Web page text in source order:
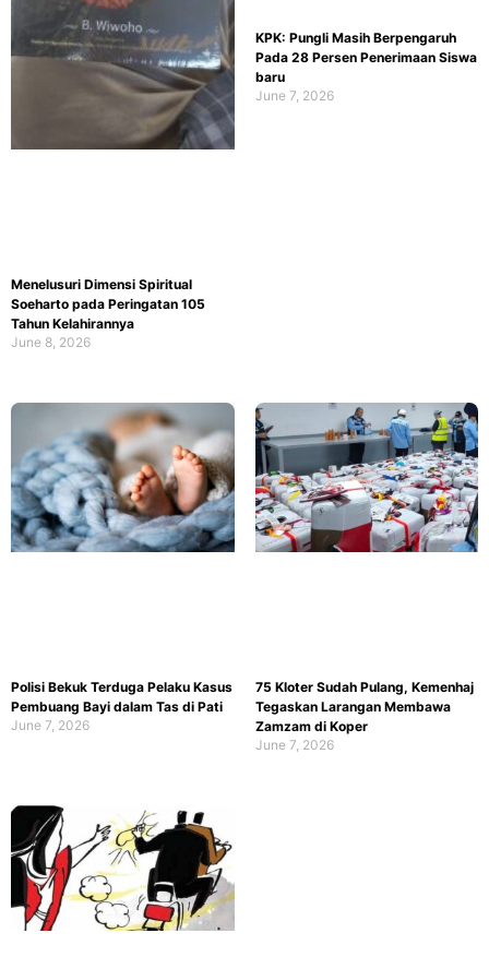
Menelusuri Dimensi Spiritual
Soeharto pada Peringatan 105
Tahun Kelahirannya
June 8, 2026
KPK: Pungli Masih Berpengaruh
Pada 28 Persen Penerimaan Siswa
baru
June 7, 2026
Polisi Bekuk Terduga Pelaku Kasus
Pembuang Bayi dalam Tas di Pati
June 7, 2026
75 Kloter Sudah Pulang, Kemenhaj
Tegaskan Larangan Membawa
Zamzam di Koper
June 7, 2026